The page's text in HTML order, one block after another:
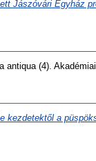
Jászóvári Egyház
antiqua (4).
kezdetektől a